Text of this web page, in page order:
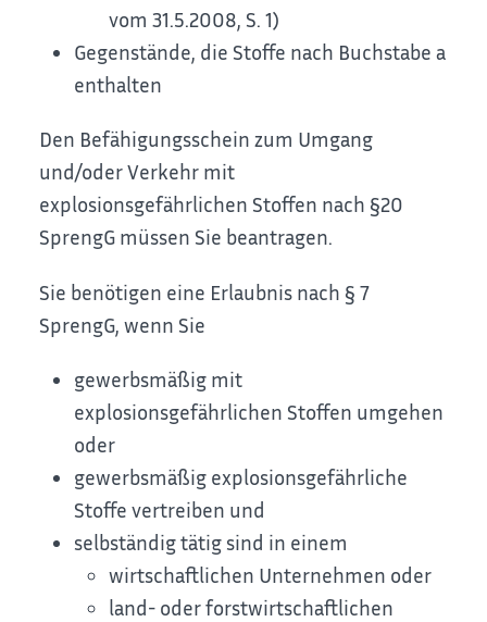
vom 31.5.2008, S. 1)
Gegenstände, die Stoffe nach Buchstabe a
enthalten
Den Befähigungsschein zum Umgang
und/oder Verkehr mit
explosionsgefährlichen Stoffen nach §20
SprengG müssen Sie beantragen.
Sie benötigen eine Erlaubnis nach § 7
SprengG, wenn Sie
gewerbsmäßig mit
explosionsgefährlichen Stoffen umgehen
oder
gewerbsmäßig explosionsgefährliche
Stoffe vertreiben und
selbständig tätig sind in einem
wirtschaftlichen Unternehmen oder
land- oder forstwirtschaftlichen